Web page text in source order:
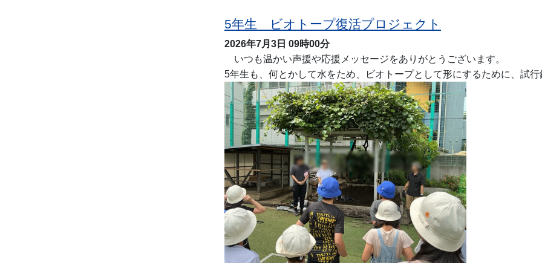
5年生 ビオトープ復活プロジェクト
2026年7月3日 09時00分
いつも温かい声援や応援メッセージをありがとうございます。
5年生も、何とかして水をため、ビオトープとして形にするために、試行